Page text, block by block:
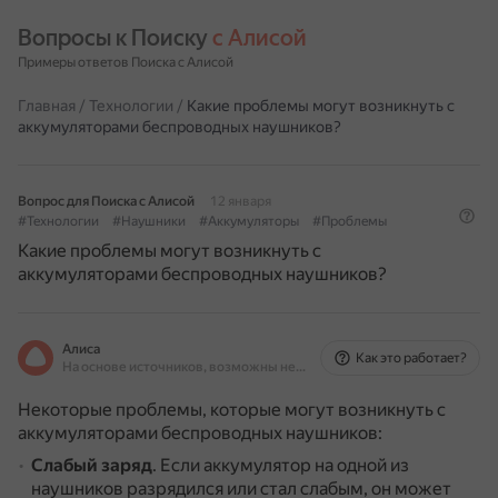
Вопросы к Поиску с Алисой
Примеры ответов Поиска с Алисой
Главная / Технологии / Какие проблемы могут возникнуть с
аккумуляторами беспроводных наушников?
Вопрос для Поиска с Алисой
12 января
#Технологии
#Наушники #Аккумуляторы #Проблемы
Какие проблемы могут возникнуть с
аккумуляторами беспроводных наушников?
Алиса
На основе источников, возможны неточности
Как это работает?
Некоторые проблемы, которые могут возникнуть с
аккумуляторами беспроводных наушников:
Слабый заряд. Если аккумулятор на одной из
наушников разрядился или стал слабым, он может